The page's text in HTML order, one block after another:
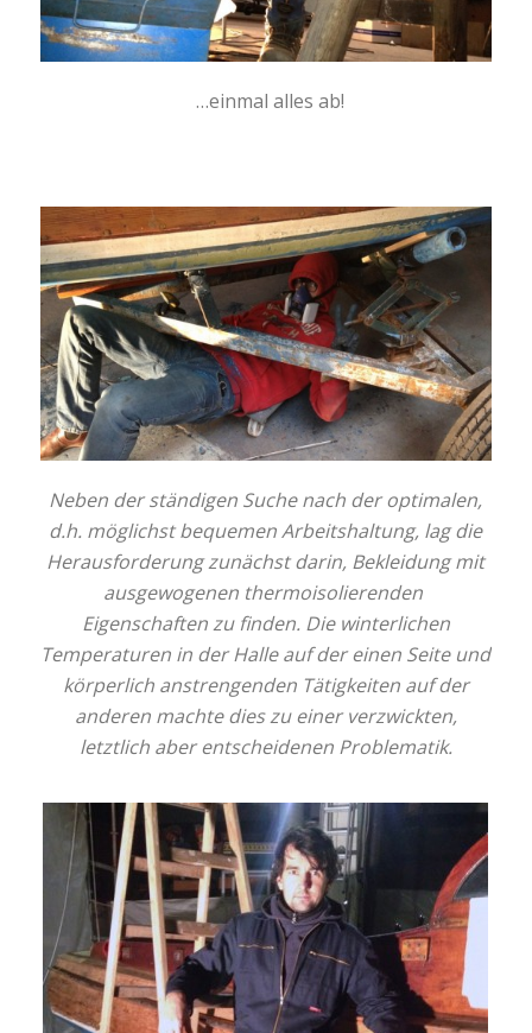
…einmal alles ab!
Neben der ständigen Suche nach der optimalen,
d.h. möglichst bequemen Arbeitshaltung, lag die
Herausforderung zunächst darin, Bekleidung mit
ausgewogenen thermoisolierenden
Eigenschaften zu finden. Die winterlichen
Temperaturen in der Halle auf der einen Seite und
körperlich anstrengenden Tätigkeiten auf der
anderen machte dies zu einer verzwickten,
letztlich aber entscheidenen Problematik.